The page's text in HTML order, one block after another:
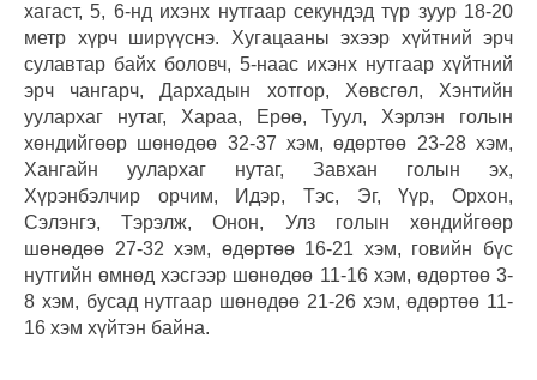
хагаст, 5, 6-нд ихэнх нутгаар секундэд түр зуур 18-20
метр хүрч ширүүснэ. Хугацааны эхээр хүйтний эрч
сулавтар байх боловч, 5-наас ихэнх нутгаар хүйтний
эрч чангарч, Дархадын хотгор, Хөвсгөл, Хэнтийн
уулархаг нутаг, Хараа, Ерөө, Туул, Хэрлэн голын
хөндийгөөр шөнөдөө 32-37 хэм, өдөртөө 23-28 хэм,
Хангайн уулархаг нутаг, Завхан голын эх,
Хүрэнбэлчир орчим, Идэр, Тэс, Эг, Үүр, Орхон,
Сэлэнгэ, Тэрэлж, Онон, Улз голын хөндийгөөр
шөнөдөө 27-32 хэм, өдөртөө 16-21 хэм, говийн бүс
нутгийн өмнөд хэсгээр шөнөдөө 11-16 хэм, өдөртөө 3-
8 хэм, бусад нутгаар шөнөдөө 21-26 хэм, өдөртөө 11-
16 хэм хүйтэн байна.